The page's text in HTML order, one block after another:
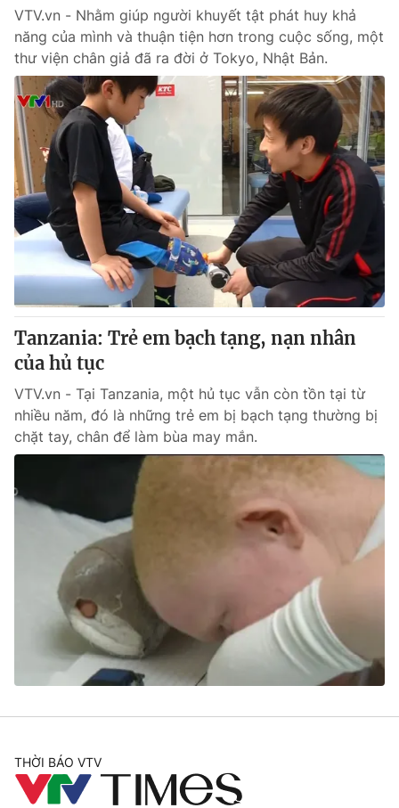
VTV.vn - Nhằm giúp người khuyết tật phát huy khả
năng của mình và thuận tiện hơn trong cuộc sống, một
thư viện chân giả đã ra đời ở Tokyo, Nhật Bản.
Tanzania: Trẻ em bạch tạng, nạn nhân
của hủ tục
VTV.vn - Tại Tanzania, một hủ tục vẫn còn tồn tại từ
nhiều năm, đó là những trẻ em bị bạch tạng thường bị
chặt tay, chân để làm bùa may mắn.
THỜI BÁO VTV